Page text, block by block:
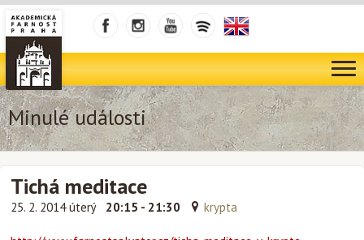
Minulé události
Tichá meditace
25. 2. 2014 úterý 20:15 - 21:30 krypta